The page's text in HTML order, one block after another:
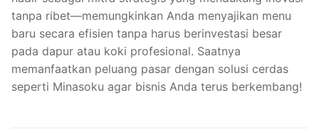
tanpa ribet—memungkinkan Anda menyajikan menu
baru secara efisien tanpa harus berinvestasi besar
pada dapur atau koki profesional. Saatnya
memanfaatkan peluang pasar dengan solusi cerdas
seperti Minasoku agar bisnis Anda terus berkembang!